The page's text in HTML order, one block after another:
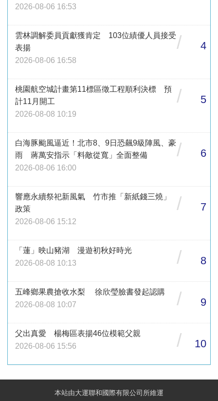
2026-08-06 16:53
雲林調解委員貢獻獲肯定 103位績優人員接受
表揚
2026-08-06 16:58
/ 4
桃園航空城計畫第11標區徵工程順利決標 預
計11月開工
2026-08-08 10:19
/ 5
白海豚颱風逼近！北市8、9日恐飆9級陣風、豪
雨 蔣萬安指示「料敵從寬」全面整備
2026-08-06 16:00
/ 6
響應永續祭祀新風氣 竹市推「新紙錢三燒」
政策
2026-08-06 15:12
/ 7
「蓮」映山豬湖 漫遊初秋好時光
2026-08-08 10:13
/ 8
五峰鄉果農搶收水梨 徐欣瑩臉書發起認購
2026-08-08 10:07
/ 9
父出真愛 楊梅區表揚46位模範父親
2026-08-06 15:56
/ 10
本站由大運聯和國際有限公司所維運